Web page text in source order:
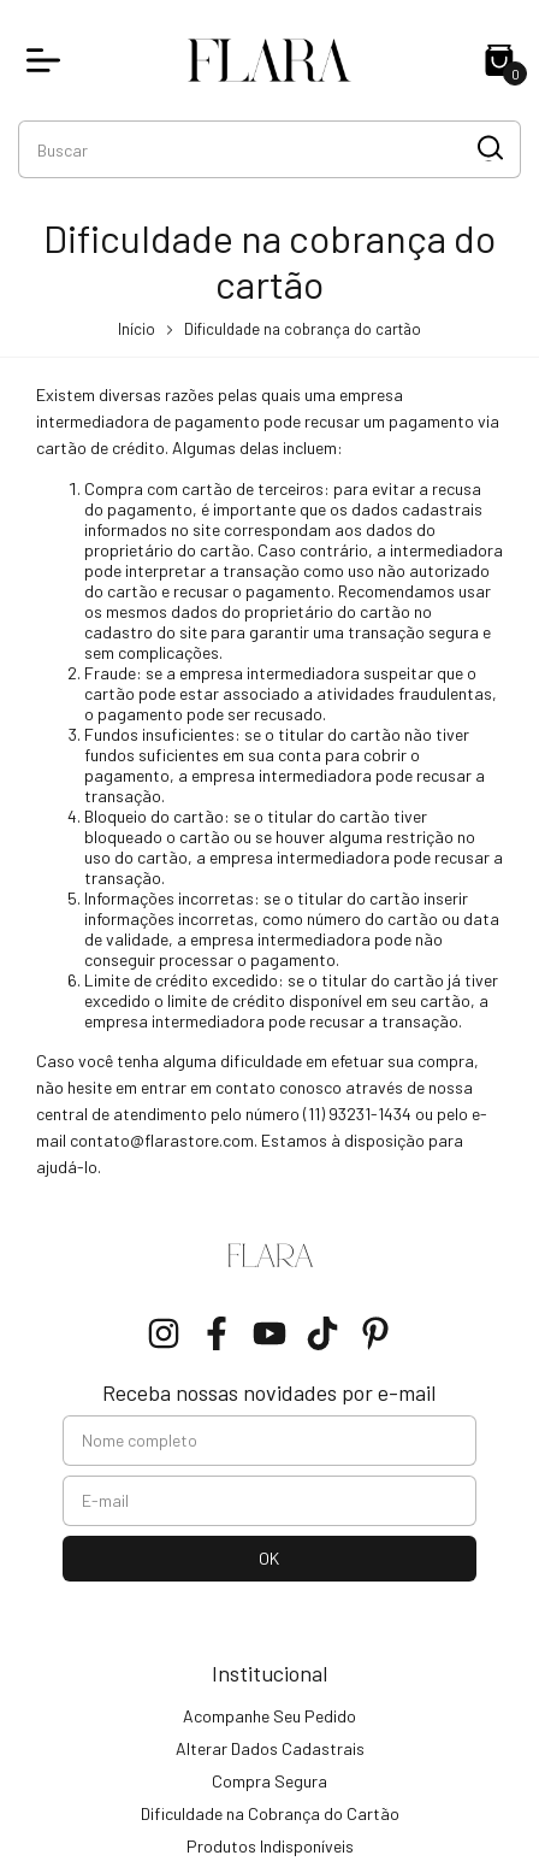
0
Dificuldade na cobrança do
cartão
Início Dificuldade na cobrança do cartão
Existem diversas razões pelas quais uma empresa
intermediadora de pagamento pode recusar um pagamento via
cartão de crédito. Algumas delas incluem:
Compra com cartão de terceiros: para evitar a recusa
do pagamento, é importante que os dados cadastrais
informados no site correspondam aos dados do
proprietário do cartão. Caso contrário, a intermediadora
pode interpretar a transação como uso não autorizado
do cartão e recusar o pagamento. Recomendamos usar
os mesmos dados do proprietário do cartão no
cadastro do site para garantir uma transação segura e
sem complicações.
Fraude: se a empresa intermediadora suspeitar que o
cartão pode estar associado a atividades fraudulentas,
o pagamento pode ser recusado.
Fundos insuficientes: se o titular do cartão não tiver
fundos suficientes em sua conta para cobrir o
pagamento, a empresa intermediadora pode recusar a
transação.
Bloqueio do cartão: se o titular do cartão tiver
bloqueado o cartão ou se houver alguma restrição no
uso do cartão, a empresa intermediadora pode recusar a
transação.
Informações incorretas: se o titular do cartão inserir
informações incorretas, como número do cartão ou data
de validade, a empresa intermediadora pode não
conseguir processar o pagamento.
Limite de crédito excedido: se o titular do cartão já tiver
excedido o limite de crédito disponível em seu cartão, a
empresa intermediadora pode recusar a transação.
Caso você tenha alguma dificuldade em efetuar sua compra,
não hesite em entrar em contato conosco através de nossa
central de atendimento pelo número (11) 93231-1434 ou pelo e-
mail contato@flarastore.com. Estamos à disposição para
ajudá-lo.
Receba nossas novidades por e-mail
Institucional
Acompanhe Seu Pedido
Alterar Dados Cadastrais
Compra Segura
Dificuldade na Cobrança do Cartão
Produtos Indisponíveis